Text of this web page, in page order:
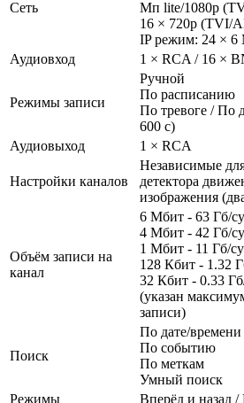
Сеть
Мп lite/1080р
16 × 720р (TVI/
IP режим: 24 × 6
Аудиовход
1 × RCA / 16 ×
Режимы записи
Ручной
По расписанию
По тревоге / По
600 с)
Аудиовыход
1 × RCA
Настройки каналов
Независимые
детектора
изображения
Объём записи на
канал
6 Мбит - 63 Гб/
4 Мбит - 42 Гб/
1 Мбит - 11 Гб/
128 Кбит - 1.32
32 Кбит - 0.33
(указан
записи)
Поиск
По дате/времени
По событию
По меткам
Умный поиск
Режимы
Вперёд и назад